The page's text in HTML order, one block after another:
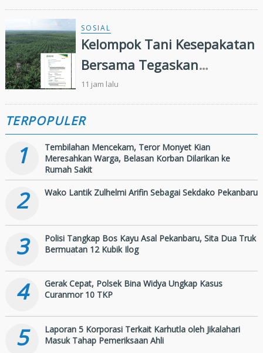
SOSIAL
Kelompok Tani Kesepakatan
Bersama Tegaskan
Penugasan Pengelolaan
Lahan Eks Ationg Legal
11 jam lalu
TERPOPULER
1
Tembilahan Mencekam, Teror Monyet Kian
Meresahkan Warga, Belasan Korban Dilarikan ke
Rumah Sakit
2 Wako Lantik Zulhelmi Arifin Sebagai Sekdako Pekanbaru
3
Polisi Tangkap Bos Kayu Asal Pekanbaru, Sita Dua Truk
Bermuatan 12 Kubik Ilog
4
Gerak Cepat, Polsek Bina Widya Ungkap Kasus
Curanmor 10 TKP
5
Laporan 5 Korporasi Terkait Karhutla oleh Jikalahari
Masuk Tahap Pemeriksaan Ahli